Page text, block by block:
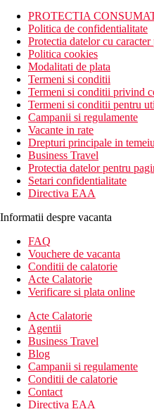
PROTECTIA
Politica de confidentialitate
Protectia datelor cu caracter
Politica cookies
Modalitati de plata
Termeni si conditii
Termeni si conditii privind
Termeni si conditii pentru
Campanii si regulamente
Vacante in rate
Drepturi principale in
Business Travel
Protectia datelor pentru
Setari confidentialitate
Directiva EAA
Informatii despre vacanta
FAQ
Vouchere de vacanta
Conditii de calatorie
Acte Calatorie
Verificare si plata online
Acte Calatorie
Agentii
Business Travel
Blog
Campanii si regulamente
Conditii de calatorie
Contact
Directiva EAA